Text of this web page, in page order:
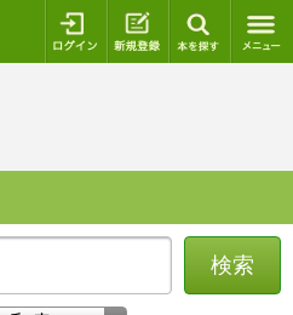
ログイン 新規登録
検索